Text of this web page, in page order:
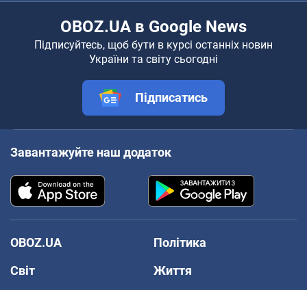
OBOZ.UA в Google News
Підписуйтесь, щоб бути в курсі останніх новин
України та світу сьогодні
Підписатись
Завантажуйте наш додаток
OBOZ.UA
Політика
Світ
Життя